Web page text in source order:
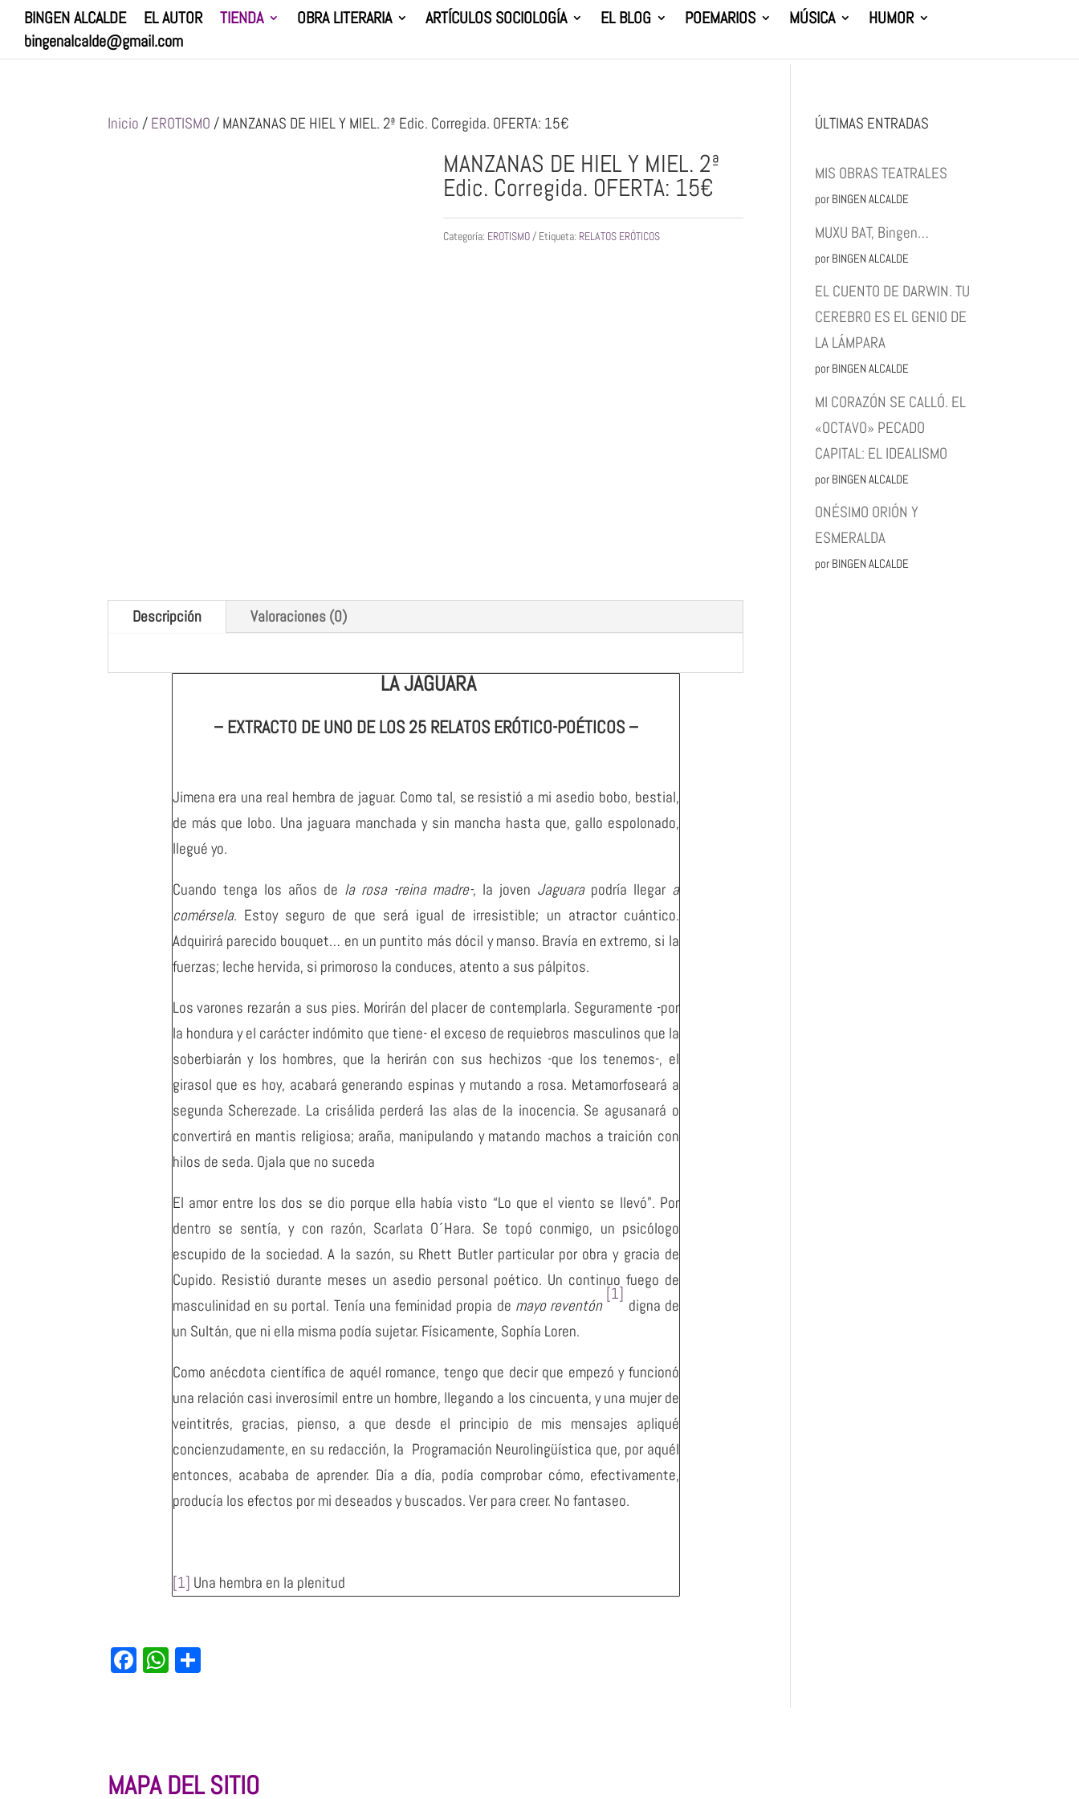
BINGEN ALCALDE EL AUTOR TIENDA OBRA LITERARIA ARTÍCULOS SOCIOLOGÍA EL BLOG POEMARIOS MÚSICA
HUMOR
bingenalcalde@gmail.com
Inicio / EROTISMO / MANZANAS DE HIEL Y MIEL. 2ª Edic. Corregida. OFERTA: 15€
MANZANAS DE HIEL Y MIEL. 2ª
Edic. Corregida. OFERTA: 15€
Categoría: EROTISMO Etiqueta: RELATOS ERÓTICOS
Descripción Valoraciones (0)
LA JAGUARA
– EXTRACTO DE UNO DE LOS 25 RELATOS ERÓTICO-POÉTICOS –
Jimena era una real hembra de jaguar. Como tal, se resistió a mi asedio bobo, bestial,
de más que lobo. Una jaguara manchada y sin mancha hasta que, gallo espolonado,
llegué yo.
Cuando tenga los años de la rosa -reina madre-, la joven Jaguarapodría llegar a
comérsela. Estoy seguro de que será igual de irresistible; un atractor cuántico.
Adquirirá parecido bouquet… en un puntito más dócil y manso. Bravía en extremo, si la
fuerzas; leche hervida, si primoroso la conduces, atento a sus pálpitos.
Los varones rezarán a sus pies. Morirán del placer de contemplarla. Seguramente -por
la hondura y el carácter indómito que tiene- el exceso de requiebros masculinos que la
soberbiarán y los hombres, que la herirán con sus hechizos -que los tenemos-, el
girasol que es hoy, acabará generando espinas y mutando a rosa. Metamorfoseará a
segunda Scherezade. La crisálida perderá las alas de la inocencia. Se agusanará o
convertirá en mantis religiosa; araña, manipulando y matando machos a traición con
hilos de seda. Ojala que no suceda
El amor entre los dos se dio porque ella había visto “Lo que el viento se llevó”. Por
dentro se sentía, y con razón, Scarlata O´Hara. Se topó conmigo, un psicólogo
escupido de la sociedad. A la sazón, su Rhett Butler particular por obra y gracia de
Cupido. Resistió durante meses un asedio personal poético. Un continuo fuego de
masculinidad en su portal. Tenía una feminidad propia de mayo reventón
[1]
digna de
un Sultán, que ni ella misma podía sujetar. Físicamente, Sophía Loren.
Como anécdota científica de aquél romance, tengo que decir que empezó y funcionó
una relación casi inverosímil entre un hombre, llegando a los cincuenta, y una mujer de
veintitrés, gracias, pienso, a que desde el principio de mis mensajes apliqué
concienzudamente, en su redacción, la Programación Neurolingüística que, por aquél
entonces, acababa de aprender. Día a día, podía comprobar cómo, efectivamente,
producía los efectos por mi deseados y buscados. Ver para creer. No fantaseo.
[1] Una hembra en la plenitud
Facebook
WhatsApp
ÚLTIMAS ENTRADAS
MIS OBRAS TEATRALES
por BINGEN ALCALDE
MUXU BAT, Bingen…
por BINGEN ALCALDE
EL CUENTO DE DARWIN. TU
CEREBRO ES EL GENIO DE
LA LÁMPARA
por BINGEN ALCALDE
MI CORAZÓN SE CALLÓ. EL
«OCTAVO» PECADO
CAPITAL: EL IDEALISMO
por BINGEN ALCALDE
ONÉSIMO ORIÓN Y
ESMERALDA
por BINGEN ALCALDE
MAPA DEL SITIO